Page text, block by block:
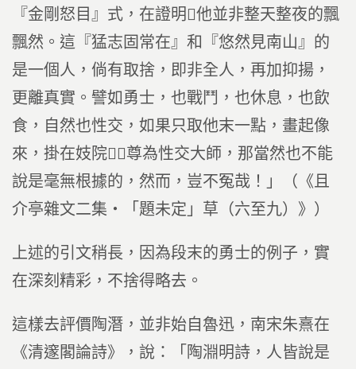
『金剛怒目』式，在證明他並非整天整夜的飄
飄然。這『猛志固常在』和『悠然見南山』的
是一個人，倘有取捨，即非全人，再加抑揚，
更離真實。譬如勇士，也戰鬥，也休息，也飲
食，自然也性交，如果只取他末一點，畫起像
來，掛在妓院，尊為性交大師，那當然也不能
說是毫無根據的，然而，豈不冤哉！」（《且
介亭雜文二集‧「題未定」草（六至九）》）
上述的引文稍長，因為段末的勇士的例子，實
在深刻精彩，不捨得略去。
這樣去評價陶潛，並非始自魯迅，南宋朱熹在
《清邃閣論詩》，說：「陶淵明詩，人皆說是